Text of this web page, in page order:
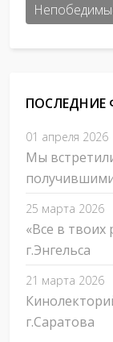
ПОСЛЕДНИЕ
01 апреля 2026
Мы
25 марта 2026
«Все в
г.Энгельса
21 марта 2026
г.Саратова